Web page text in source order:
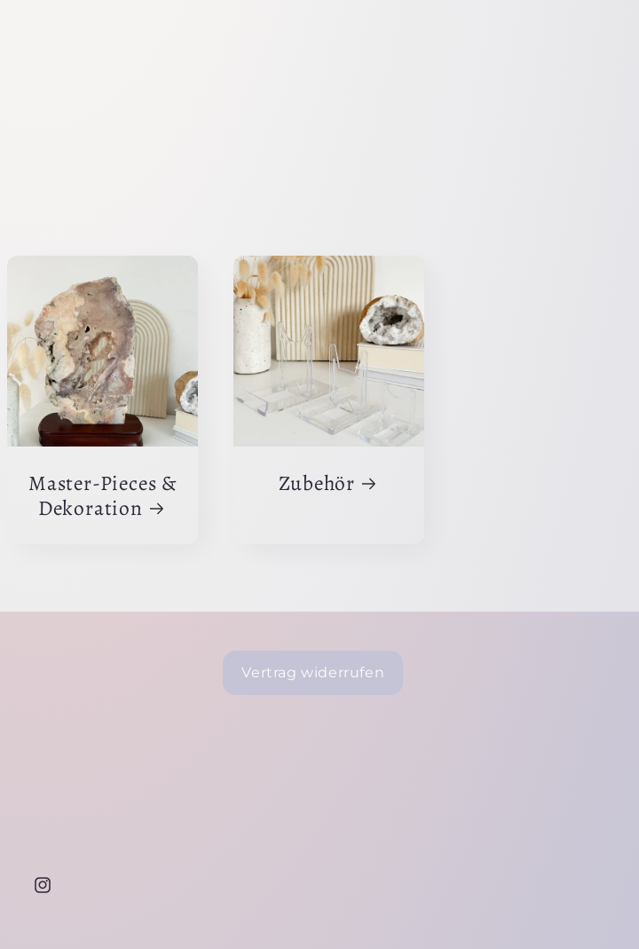
Master-Pieces &
Dekoration
Zubehör
Vertrag widerrufen
Instagram